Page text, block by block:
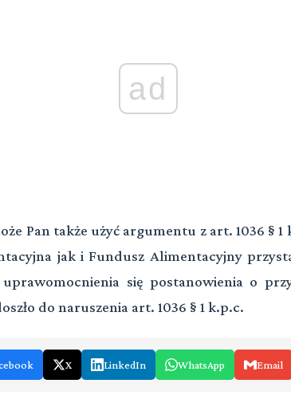
ad
Pan także użyć argumentu z art. 1036 § 1
jak i Fundusz Alimentacyjny
się postanowienia o
do naruszenia art. 1036 § 1 k.p.c.
X LinkedIn WhatsApp Email